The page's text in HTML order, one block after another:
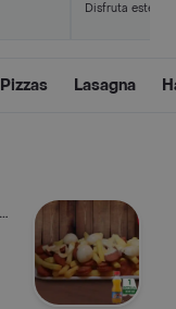
Disfruta este
Pizzas Lasagna